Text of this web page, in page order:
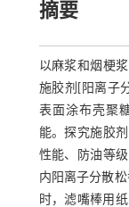
摘要
以麻浆和烟梗
施胶剂[阳离子
表面涂布壳聚
能。探究施胶
性能、防油等
内阳离子分散
时，滤嘴棒用